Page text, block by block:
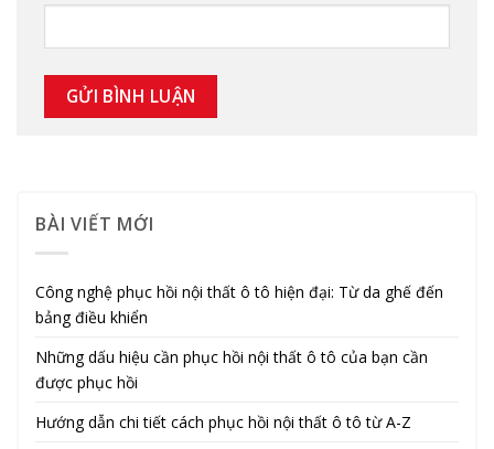
BÀI VIẾT MỚI
Công nghệ phục hồi nội thất ô tô hiện đại: Từ da ghế đến
bảng điều khiển
Những dấu hiệu cần phục hồi nội thất ô tô của bạn cần
được phục hồi
Hướng dẫn chi tiết cách phục hồi nội thất ô tô từ A-Z